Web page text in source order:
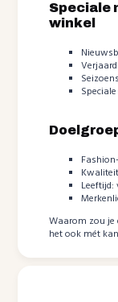
Speciale
winkel
Waarom zou je
het ook mét